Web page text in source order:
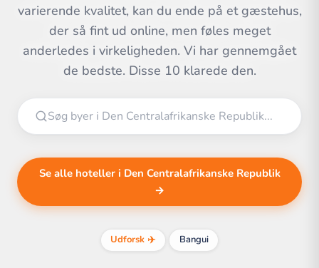
contributors | ©
CARTO
varierende kvalitet, kan du ende på et gæstehus,
der så fint ud online, men føles meget
anderledes i virkeligheden. Vi har gennemgået
de bedste. Disse 10 klarede den.
Se alle hoteller i Den Centralafrikanske Republik
→
Udforsk ✈️ Bangui